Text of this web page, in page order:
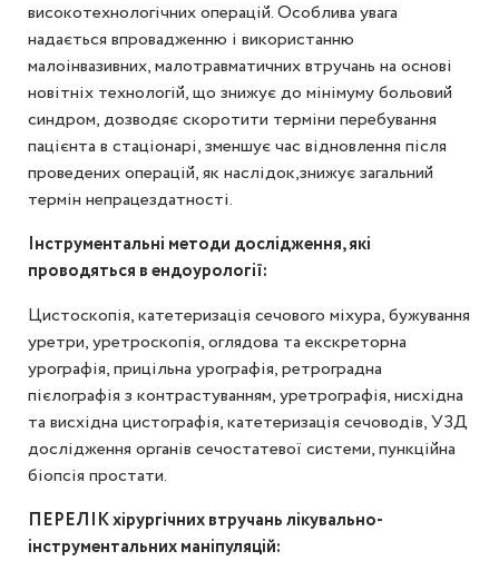
високотехнологічних операцій. Особлива увага
надається впровадженню і використанню
малоінвазивних, малотравматичних втручань на основі
новітніх технологій, що знижує до мінімуму больовий
синдром, дозводяє скоротити терміни перебування
пацієнта в стаціонарі, зменшує час відновлення після
проведених операцій, як наслідок,знижує загальний
термін непрацездатності.
Інструментальні методи дослідження, які
проводяться в ендоурології:
Цистоскопія, катетеризація сечового міхура, бужування
уретри, уретроскопія, оглядова та екскреторна
урографія, прицільна урографія, ретроградна
пієлографія з контрастуванням, уретрографія, нисхідна
та висхідна цистографія, катетеризація сечоводів, УЗД
дослідження органів сечостатевої системи, пункційна
біопсія простати.
ПЕРЕЛІК хірургічних втручань лікувально-
інструментальних маніпуляцій: